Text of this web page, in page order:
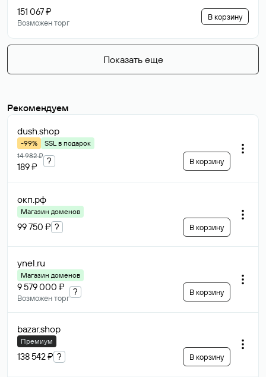
151 067 ₽
Возможен торг
В корзину
Показать еще
Рекомендуем
dush.shop
-99%
SSL в подарок
14 982 ₽
189 ₽
? В корзину
окп.рф
Магазин доменов
99 750 ₽ ? В корзину
ynel.ru
Магазин доменов
9 579 000 ₽
Возможен торг
? В корзину
bazar.shop
Премиум
138 542 ₽ ? В корзину